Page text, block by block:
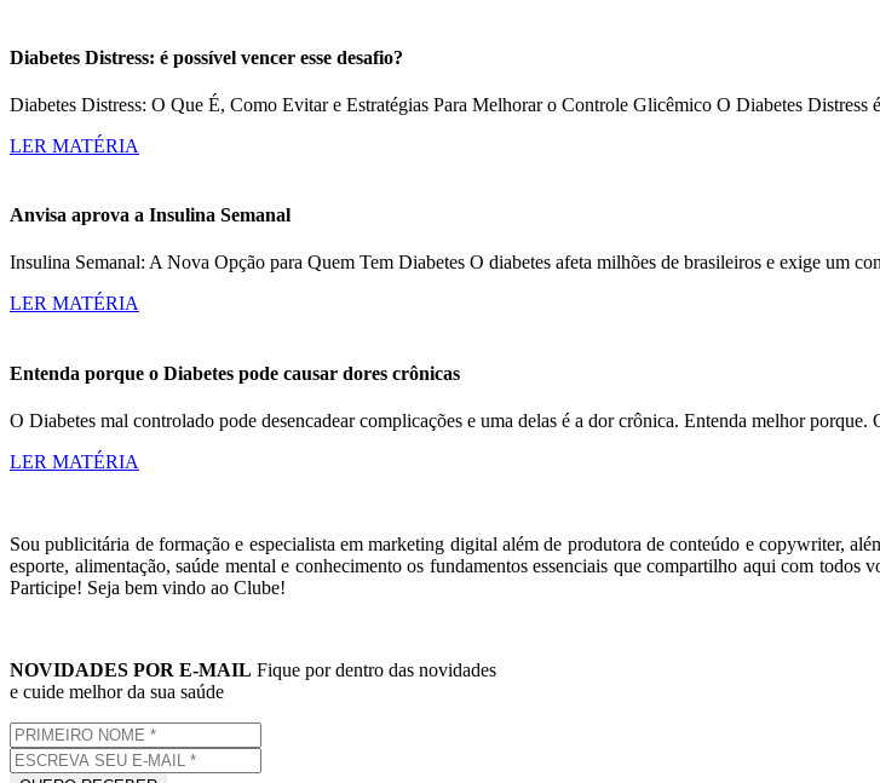
Diabetes Distress: é possível vencer esse desafio?
Diabetes Distress: O Que É, Como Evitar e Estratégias Para Melhorar o Controle Glicêmico O Diabetes
LER MATÉRIA
Anvisa aprova a Insulina Semanal
Insulina Semanal: A Nova Opção para Quem Tem Diabetes O diabetes afeta milhões de brasileiros e exige um
LER MATÉRIA
Entenda porque o Diabetes pode causar dores crônicas
O Diabetes mal controlado pode desencadear complicações e uma delas é a dor crônica. Entenda melhor
LER MATÉRIA
Sou publicitária de formação e especialista em marketing digital além de produtora de conteúdo e copywriter,
esporte, alimentação, saúde mental e conhecimento os fundamentos essenciais que compartilho aqui com
Participe! Seja bem vindo ao Clube!
NOVIDADES POR E-MAIL Fique por dentro das novidades
e cuide melhor da sua saúde